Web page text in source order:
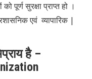
पूर्ण सुरक्षा प्राप्त हो ।
एवं व्यापारिक |
है –